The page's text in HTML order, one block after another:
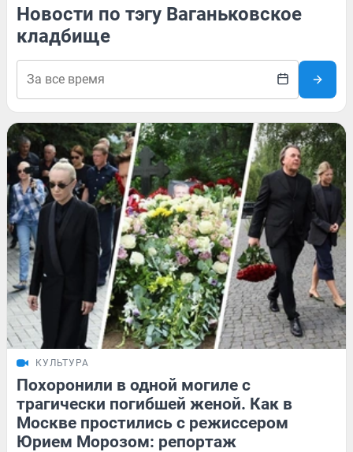
Новости по тэгу Ваганьковское
кладбище
КУЛЬТУРА
Похоронили в одной могиле с
трагически погибшей женой. Как в
Москве простились с режиссером
Юрием Морозом: репортаж